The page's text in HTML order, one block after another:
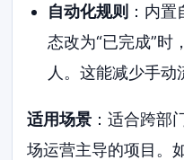
自动化规则 ：内
态改为“已完成”时
人。这能减少手动
适用场景 ：适合跨部
场运营主导的项目。